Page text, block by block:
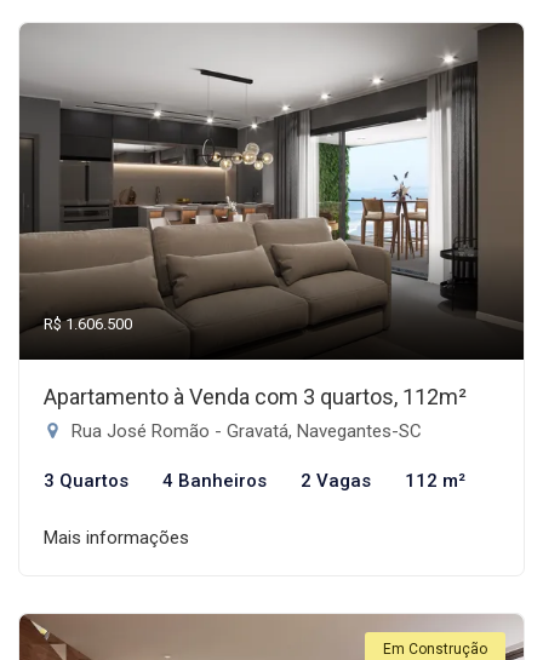
R$ 1.606.500
Apartamento à Venda com 3 quartos, 112m²
Rua José Romão - Gravatá, Navegantes-SC
3 Quartos 4 Banheiros 2 Vagas 112 m²
Mais informações
Em Construção